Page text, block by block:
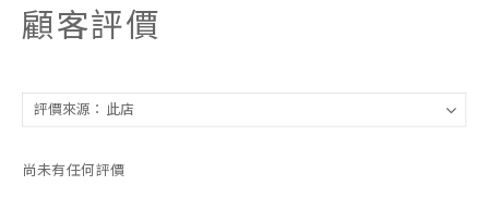
顧客評價
尚未有任何評價